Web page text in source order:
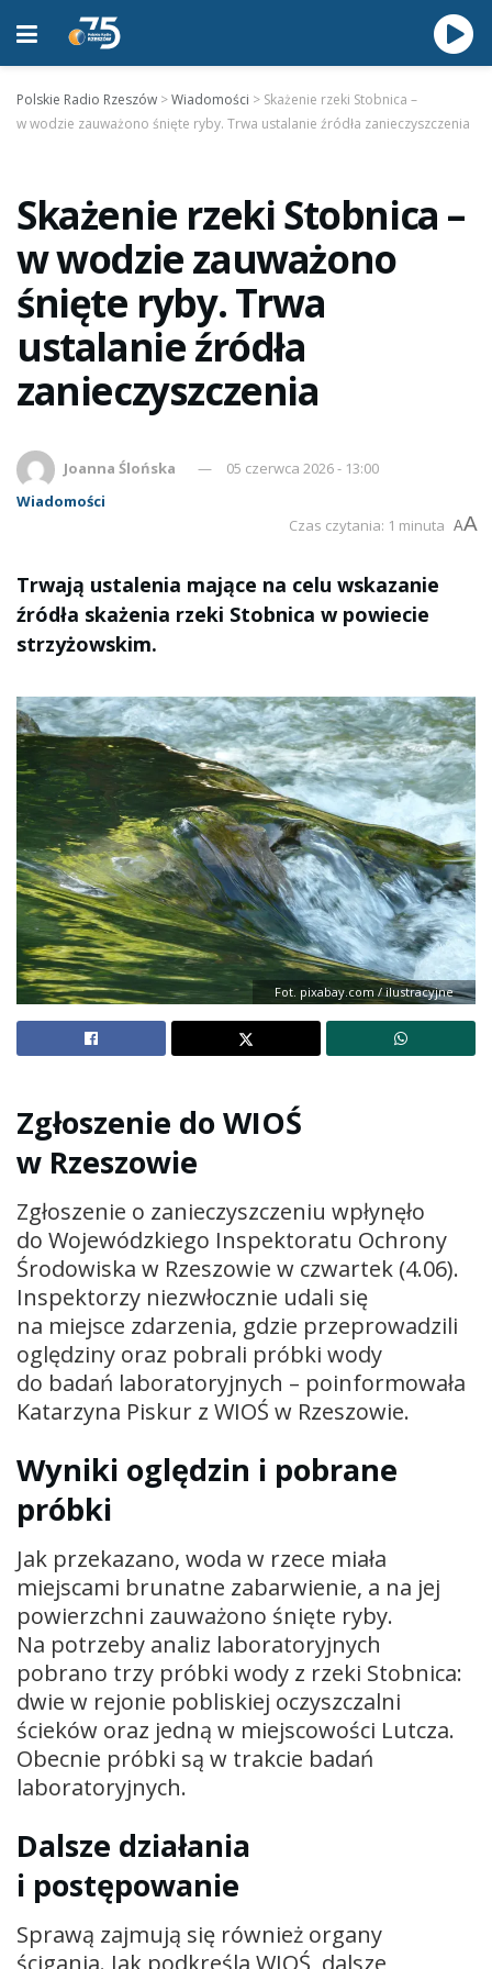
Polskie Radio Rzeszów >Wiadomości > Skażenie rzeki Stobnica –
w wodzie zauważono śnięte ryby. Trwa ustalanie źródła zanieczyszczenia
Skażenie rzeki Stobnica –
w wodzie zauważono
śnięte ryby. Trwa
ustalanie źródła
zanieczyszczenia
Joanna Ślońska
05 czerwca 2026 - 13:00
Wiadomości
Czas czytania: 1 minuta AA
Trwają ustalenia mające na celu wskazanie
źródła skażenia rzeki Stobnica w powiecie
strzyżowskim.
Fot. pixabay.com / ilustracyjne
Zgłoszenie do WIOŚ
w Rzeszowie
Zgłoszenie o zanieczyszczeniu wpłynęło
do Wojewódzkiego Inspektoratu Ochrony
Środowiska w Rzeszowie w czwartek (4.06).
Inspektorzy niezwłocznie udali się
na miejsce zdarzenia, gdzie przeprowadzili
oględziny oraz pobrali próbki wody
do badań laboratoryjnych – poinformowała
Katarzyna Piskur z WIOŚ w Rzeszowie.
Wyniki oględzin i pobrane
próbki
Jak przekazano, woda w rzece miała
miejscami brunatne zabarwienie, a na jej
powierzchni zauważono śnięte ryby.
Na potrzeby analiz laboratoryjnych
pobrano trzy próbki wody z rzeki Stobnica:
dwie w rejonie pobliskiej oczyszczalni
ścieków oraz jedną w miejscowości Lutcza.
Obecnie próbki są w trakcie badań
laboratoryjnych.
Dalsze działania
i postępowanie
Sprawą zajmują się również organy
ścigania. Jak podkreśla WIOŚ, dalsze